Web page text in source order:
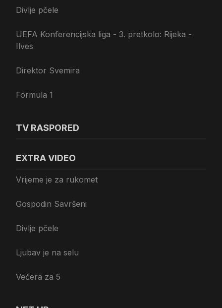
Divlje pčele
UEFA Konferencijska liga - 3. pretkolo: Rijeka -
Ilves
Direktor Svemira
Formula 1
TV RASPORED
EXTRA VIDEO
Vrijeme je za rukomet
Gospodin Savršeni
Divlje pčele
Ljubav je na selu
Večera za 5